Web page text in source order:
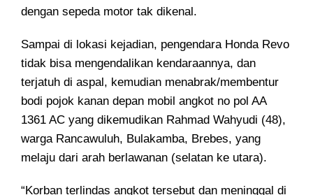
dengan sepeda motor tak dikenal.
Sampai di lokasi kejadian, pengendara Honda Revo
tidak bisa mengendalikan kendaraannya, dan
terjatuh di aspal, kemudian menabrak/membentur
bodi pojok kanan depan mobil angkot no pol AA
1361 AC yang dikemudikan Rahmad Wahyudi (48),
warga Rancawuluh, Bulakamba, Brebes, yang
melaju dari arah berlawanan (selatan ke utara).
“Korban terlindas angkot tersebut dan meninggal di